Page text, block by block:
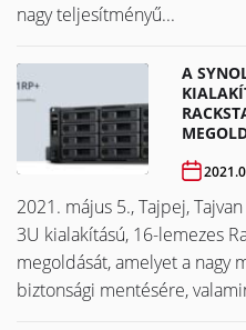
nagy teljesítményű...
A
2021. május 5., Tajpej,
3U kialakítású, 16-lemezes
megoldását, amelyet a nagy
biztonsági mentésére,